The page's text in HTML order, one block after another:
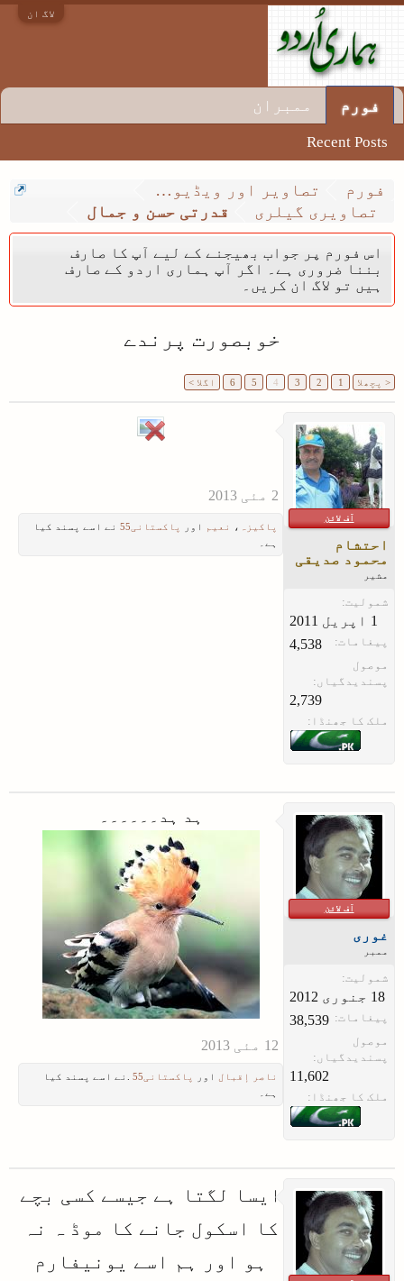
لاگ ان
فورم
تصاویر اور ویڈیو گیلری
تصاویری گیلری
قدرتی حسن و جمال
اس فورم پر جواب بھیجنے کے لیے آپ کا صارف
بننا ضروری ہے۔ اگر آپ ہماری اردو کے صارف
ہیں تو لاگ ان کریں۔
خوبصورت پرندے
< پچھلا 1
2
3
4
5
6 اگلا >
آف لائن
احتشام
محمود صدیقی
مشیر
شمولیت:
پیغامات: 4,538
موصول
پسندیدگیاں:
2,739
ملک کا جھنڈا:
پاکیزہ ، نعیم اور پاکستانی55
نے اسے پسند کیا
ہے۔
آف لائن
غوری
ممبر
شمولیت:
پیغامات: 38,539
موصول
پسندیدگیاں:
11,602
ملک کا جھنڈا:
ہد ہد۔۔۔۔۔۔​
ناصر إقبال اور پاکستانی55
.نے اسے پسند کیا
ہے۔
ایسا لگتا ہے جیسے کسی بچے
کا اسکول جانے کا موڈ ہ نہ
ہو اور ہم اسے یونیفارم
فورم
Recent Posts
ممبران